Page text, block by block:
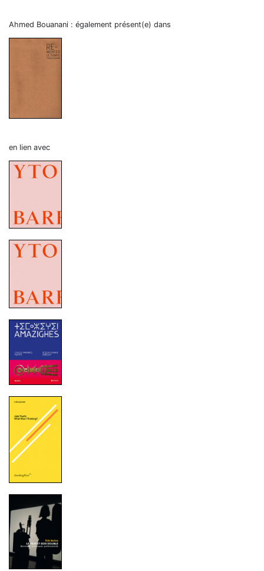
Ahmed Bouanani : également présent(e) dans
en lien avec